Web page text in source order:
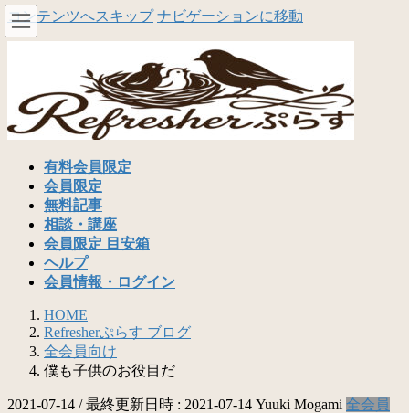
コンテンツへスキップ ナビゲーションに移動
有料会員限定
会員限定
無料記事
相談・講座
会員限定 目安箱
ヘルプ
会員情報・ログイン
HOME
Refresherぷらす ブログ
全会員向け
僕も子供のお役目だ
2021-07-14 / 最終更新日時 : 2021-07-14 Yuuki Mogami 全会員